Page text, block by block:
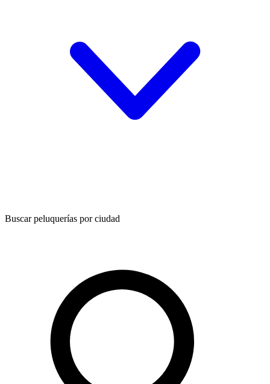
Buscar peluquerías por ciudad